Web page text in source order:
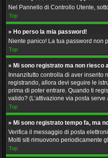
Nel Pannello di Controllo Utente,
Top
» Ho perso la mia password!
Niente panico! La tua password non
Top
» Mi sono registrato ma non riesco
Innanzitutto controlla di aver inserito
registrando, allora devi seguire le
prima di poter entrare. Quando ti
valido? (L’attivazione via posta
Top
» Mi sono registrato tempo fa, ma
Verifica il messaggio di posta
Molti siti rimuovono periodicamente
Top